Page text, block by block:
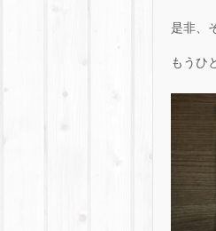
是非、
もうひ